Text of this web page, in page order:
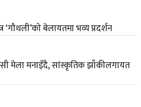
बेलायतमा भव्य प्रदर्शन
मेला मनाइँदै, सांस्कृतिक झाँकीलगायत